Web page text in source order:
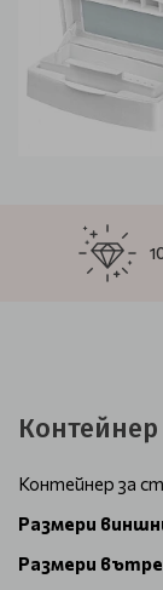
Контейнер за
Размери
Размери